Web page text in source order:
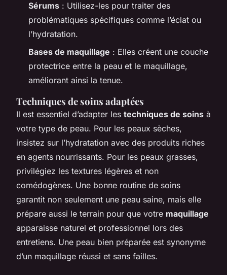
Sérums : Utilisez-les pour traiter des
problématiques spécifiques comme l’éclat ou
l’hydratation.
Bases de maquillage : Elles créent une couche
protectrice entre la peau et le maquillage,
améliorant ainsi la tenue.
Techniques de soins adaptées
Il est essentiel d’adapter les techniques de soins à
votre type de peau. Pour les peaux sèches,
insistez sur l’hydratation avec des produits riches
en agents nourrissants. Pour les peaux grasses,
privilégiez les textures légères et non
comédogènes. Une bonne routine de soins
garantit non seulement une peau saine, mais elle
prépare aussi le terrain pour que votre maquillage
apparaisse naturel et professionnel lors des
entretiens. Une peau bien préparée est synonyme
d’un maquillage réussi et sans failles.